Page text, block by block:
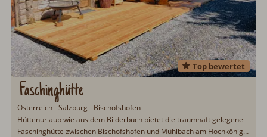
Faschinghütte
Top bewertet
Österreich - Salzburg - Bischofshofen
Hüttenurlaub wie aus dem Bilderbuch bietet die traumhaft gelegene
Faschinghütte zwischen Bischofshofen und Mühlbach am Hochkönig.